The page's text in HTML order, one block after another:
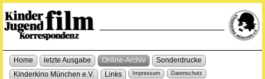
Home letzte Ausgabe Online-Archiv
Sonderdrucke
Kinderkino München e.V.
Links Impressum Datenschutz